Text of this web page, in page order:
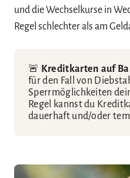
und die Wechselkurse in
Regel schlechter als am
🚨 Kreditkarten auf
für den Fall von
Sperrmöglichkeiten
Regel kannst du
dauerhaft und/oder